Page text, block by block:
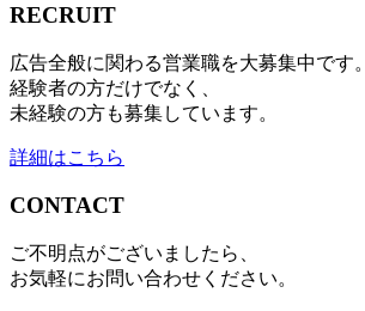
RECRUIT
広告全般に関わる営業職を大募集中です。
経験者の方だけでなく、
未経験の方も募集しています。
詳細はこちら
CONTACT
ご不明点がございましたら、
お気軽にお問い合わせください。